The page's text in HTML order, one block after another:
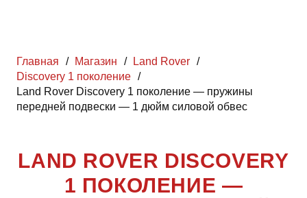
Главная / Магазин / Land Rover /
Discovery 1 поколение /
Land Rover Discovery 1 поколение — пружины
передней подвески — 1 дюйм силовой обвес
LAND ROVER DISCOVERY
1 ПОКОЛЕНИЕ —